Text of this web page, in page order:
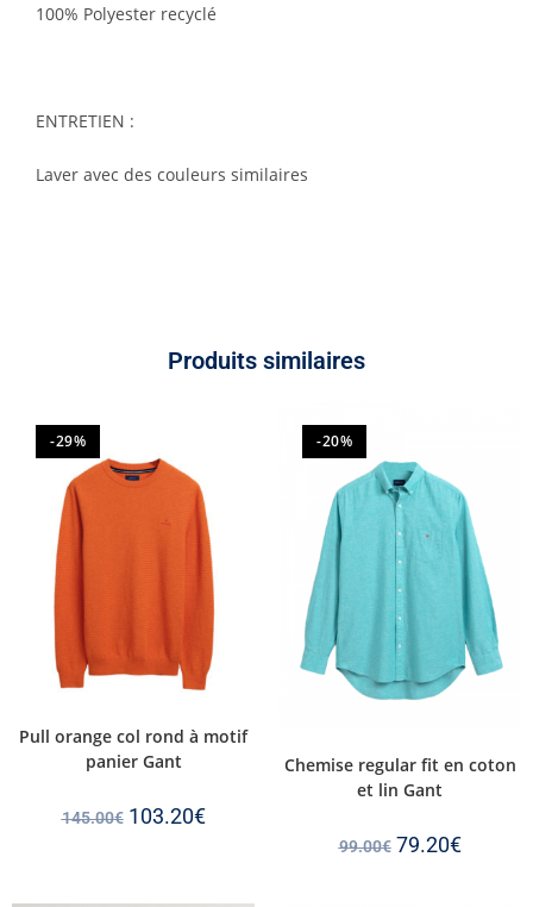
100% Polyester recyclé
ENTRETIEN :
Laver avec des couleurs similaires
Produits similaires
-29%
Pull orange col rond à motif
panier Gant
145.00€ 103.20€
-20%
Chemise regular fit en coton
et lin Gant
99.00€ 79.20€